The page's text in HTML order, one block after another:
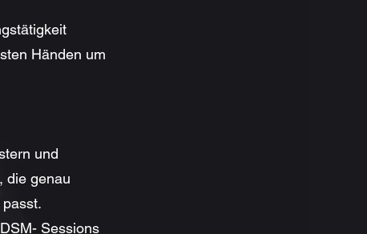
Händen um
und
die genau
Sessions